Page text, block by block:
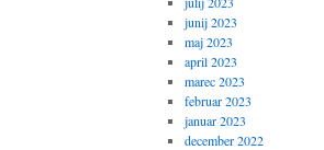
junij 2023
maj 2023
april 2023
marec 2023
februar 2023
januar 2023
december 2022